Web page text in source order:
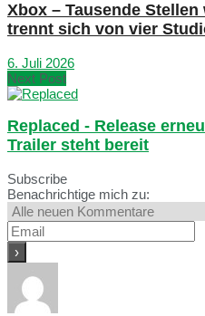
Xbox – Tausende
trennt sich von vier
6. Juli 2026
Next Post
Replaced - Release
Trailer steht bereit
Subscribe
Benachrichtige mich zu: